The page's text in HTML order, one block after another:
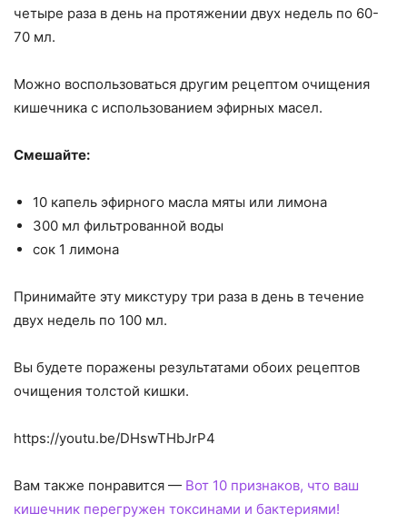
четыре раза в день на протяжении двух недель по 60-
70 мл.
Можно воспользоваться другим рецептом очищения
кишечника с использованием эфирных масел.
Смешайте:
10 капель эфирного масла мяты или лимона
300 мл фильтрованной воды
сок 1 лимона
Принимайте эту микстуру три раза в день в течение
двух недель по 100 мл.
Вы будете поражены результатами обоих рецептов
очищения толстой кишки.
https://youtu.be/DHswTHbJrP4
Вам также понравится — Вот 10 признаков, что ваш
кишечник перегружен токсинами и бактериями!